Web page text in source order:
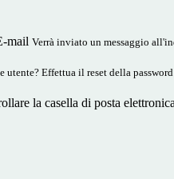
mail Verrà inviato un messaggio
utente? Effettua il reset della
la casella di posta